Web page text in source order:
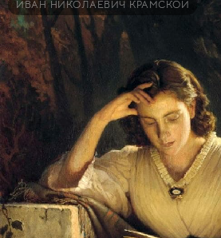
ИВАН НИКОЛАЕВИЧ КРАМСКОЙ